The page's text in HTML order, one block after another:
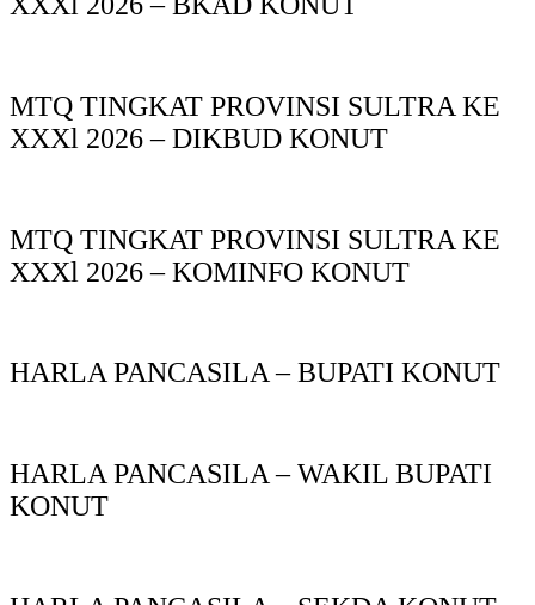
MTQ TINGKAT PROVINSI SULTRA KE
XXXl 2026 – DIKBUD KONUT
MTQ TINGKAT PROVINSI SULTRA KE
XXXl 2026 – KOMINFO KONUT
HARLA PANCASILA – BUPATI KONUT
HARLA PANCASILA – WAKIL BUPATI
KONUT